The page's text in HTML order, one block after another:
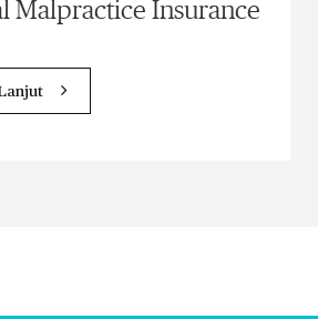
Malpractice Insurance